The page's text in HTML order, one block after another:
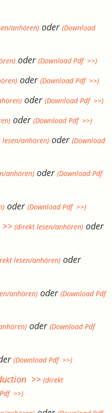
anhören) oder(Download
oder(Download Pdf >>)
oder(Download Pdf >>)
oder(Download Pdf >>)
oder(Download Pdf >>)
anhören) oder(Download
anhören) oder(Download Pdf
oder(Download Pdf >>)
(direkt lesen/anhören) oder
lesen/anhören) oder
anhören) oder(Download Pdf
oder(Download Pdf
(Download Pdf >>)
>> (direkt
>>)